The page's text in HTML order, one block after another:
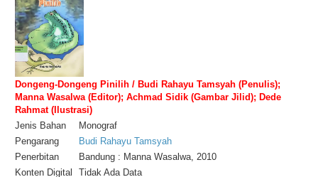
Dongeng-Dongeng Pinilih / Budi Rahayu Tamsyah (Penulis);
Manna Wasalwa (Editor); Achmad Sidik (Gambar Jilid); Dede
Rahmat (Ilustrasi)
Jenis Bahan
Monograf
Pengarang
Budi Rahayu Tamsyah
Penerbitan
Bandung : Manna Wasalwa, 2010
Konten Digital
Tidak Ada Data